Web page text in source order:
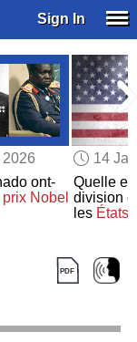
Sign In
ont-
prix Nobel
14
Quelle
division
les